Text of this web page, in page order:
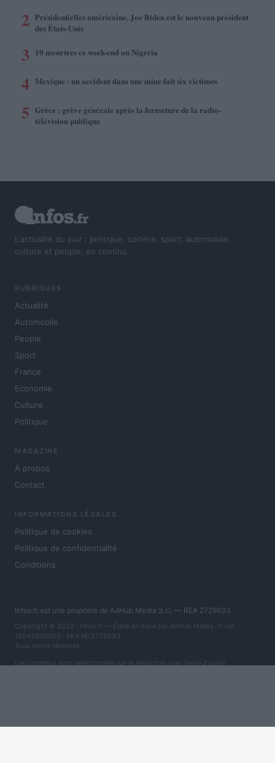
2 Présidentielles américaine, Joe Biden est le nouveau président
des États-Unis
3 10 meurtres ce week-end au Nigeria
4 Mexique : un accident dans une mine fait six victimes
5 Grèce : grève générale après la fermeture de la radio-
télévision publique
L'actualité du jour : politique, société, sport, automobile,
culture et people, en continu.
RUBRIQUES
Actualité
Automobile
People
Sport
France
Economie
Culture
Politique
MAGAZINE
À propos
Contact
INFORMATIONS LÉGALES
Politique de cookies
Politique de confidentialité
Conditions
Infos.fr est une propriété de AdHub Media S.r.l. — REA 2729933
Copyright © 2026 · Infos.fr — Édité en Italie par AdHub Media · P.IVA
13542920965 · REA MI 2729933
Tous droits réservés
Les contenus sont sélectionnés par la rédaction avec l'aide d'outils